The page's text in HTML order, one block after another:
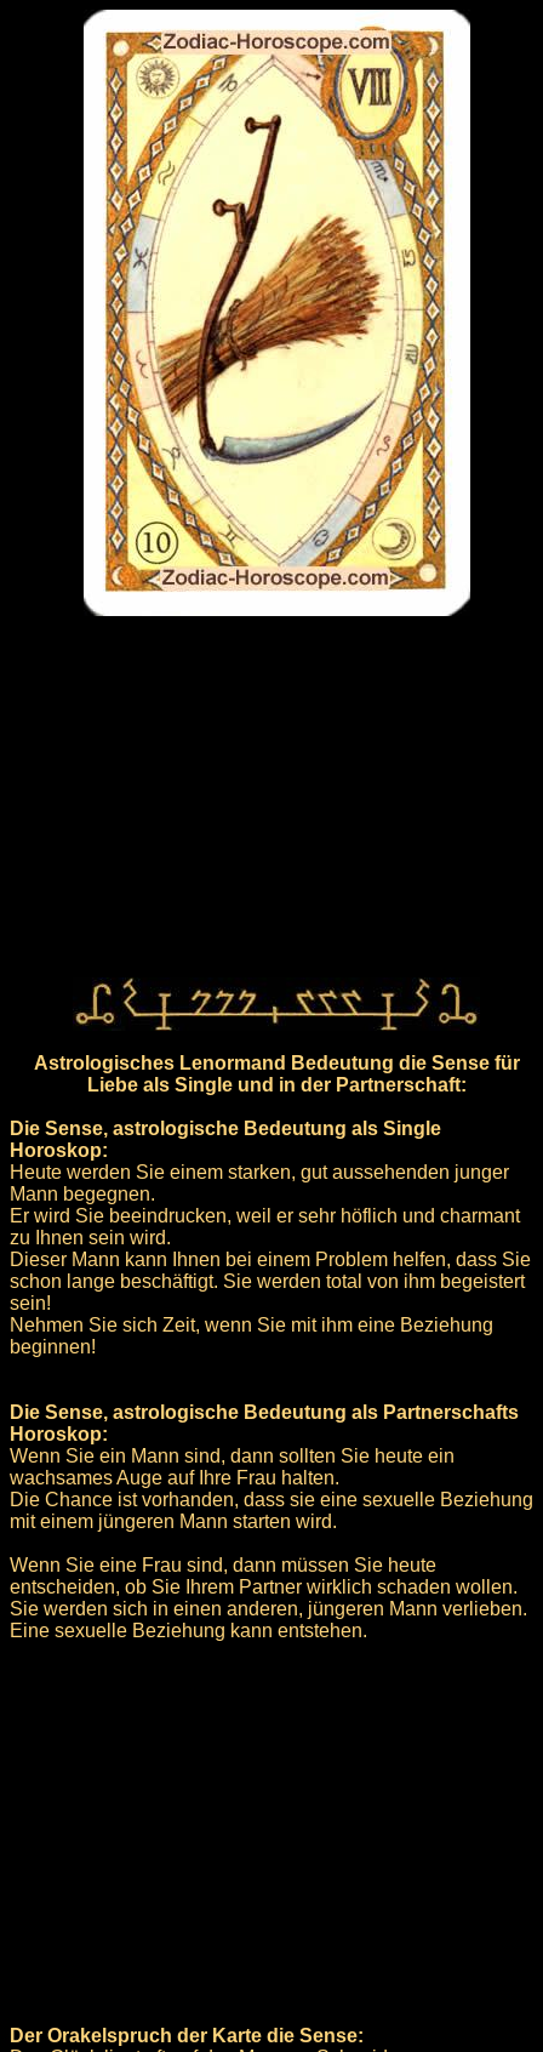
Astrologisches Lenormand Bedeutung die Sense für
Liebe als Single und in der Partnerschaft:
Die Sense, astrologische Bedeutung als Single
Horoskop:
Heute werden Sie einem starken, gut aussehenden junger
Mann begegnen.
Er wird Sie beeindrucken, weil er sehr höflich und charmant
zu Ihnen sein wird.
Dieser Mann kann Ihnen bei einem Problem helfen, dass Sie
schon lange beschäftigt. Sie werden total von ihm begeistert
sein!
Nehmen Sie sich Zeit, wenn Sie mit ihm eine Beziehung
beginnen!
Die Sense, astrologische Bedeutung als Partnerschafts
Horoskop:
Wenn Sie ein Mann sind, dann sollten Sie heute ein
wachsames Auge auf Ihre Frau halten.
Die Chance ist vorhanden, dass sie eine sexuelle Beziehung
mit einem jüngeren Mann starten wird.
Wenn Sie eine Frau sind, dann müssen Sie heute
entscheiden, ob Sie Ihrem Partner wirklich schaden wollen.
Sie werden sich in einen anderen, jüngeren Mann verlieben.
Eine sexuelle Beziehung kann entstehen.
Der Orakelspruch der Karte die Sense: